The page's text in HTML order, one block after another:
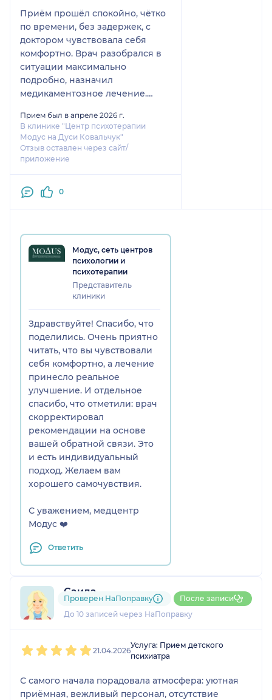
Приём прошёл спокойно, чётко
по времени, без задержек, с
доктором чувствовала себя
комфортно. Врач разобрался в
ситуации максимально
подробно, назначил
медикаментозное лечение.
проверить наличие препарата в
аптеках. Спустя месяц
наблюдается улучшение, на
втором приёме врач
в соответствии с моей обратной
связью. Могу смело
Прием был в апреле 2026 г.
В клинике "Центр психотерапии
Модус на Дуси Ковальчук"
Отзыв оставлен через сайт/
приложение
0
Модус, сеть центров
психологии и
психотерапии
Представитель
клиники
Здравствуйте! Спасибо, что
поделились. Очень приятно
читать, что вы чувствовали
себя комфортно, а лечение
принесло реальное
улучшение. И отдельное
спасибо, что отметили: врач
скорректировал
рекомендации на основе
вашей обратной связи. Это
и есть индивидуальный
подход. Желаем вам
хорошего самочувствия.
С уважением, медцентр
Модус ❤️
Ответить
Саида
6 отзывов
До 10 записей через НаПоправку
Проверен НаПоправку После записи
21.04.2026
Услуга: Прием детского
психиатра
С самого начала порадовала атмосфера: уютная
приёмная, вежливый персонал, отсутствие